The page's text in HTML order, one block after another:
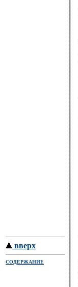
вверх
СОДЕРЖАНИЕ